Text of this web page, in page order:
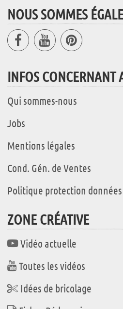
NOUS SOMMES
INFOS CONCERNANT
Qui sommes-nous
Jobs
Mentions légales
Cond. Gén. de Ventes
Politique protection données
ZONE CRÉATIVE
Vidéo actuelle
Toutes les vidéos
Idées de bricolage